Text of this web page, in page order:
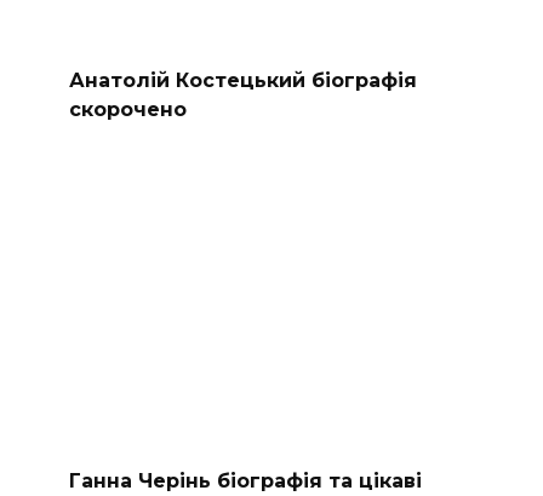
Анатолій Костецький біографія
скорочено
Ганна Черінь біографія та цікаві